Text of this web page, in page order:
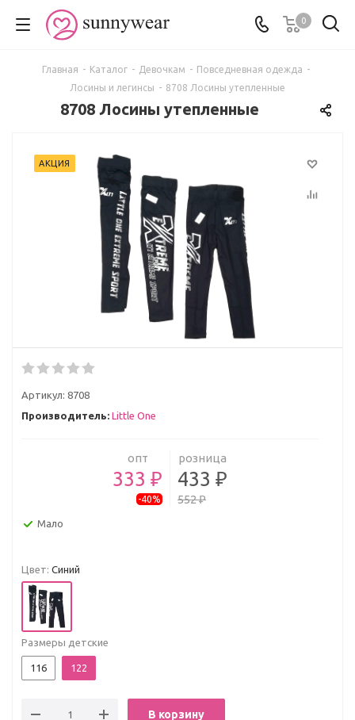
0
Главная - Каталог - Девочкам - Повседневная одежда -
Лосины и легинсы - 8708 Лосины утепленные
8708 Лосины утепленные
АКЦИЯ
Артикул: 8708
Производитель: Little One
опт
333 ₽
-40%
розница
433 ₽
552 ₽
Мало
Цвет: Синий
Размеры детские
116 122
В корзину